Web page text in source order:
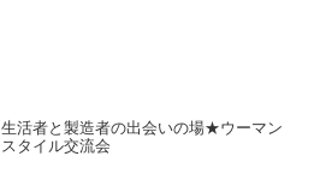
生活者と製造者の出会いの場★ウーマン
スタイル交流会